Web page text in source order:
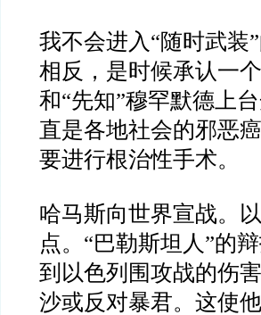
我不会进入 “随时武装”
相反，是时候承认一
和“先知”穆罕默德上
直是各地社会的邪恶
要进行根治性手术。
哈马斯向世界宣战。
点。 “巴勒斯坦人 ”的
到以色列围攻战的伤
沙或反对暴君。这使